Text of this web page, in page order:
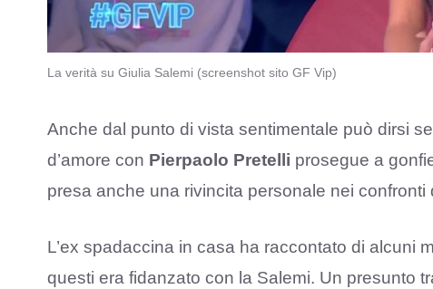
La verità su Giulia Salemi (screenshot sito GF Vip)
Anche dal punto di vista sentimentale può dirsi
d’amore con Pierpaolo Pretelli prosegue a
presa anche una rivincita personale nei confronti
L’ex spadaccina in casa ha raccontato di alcuni
questi era fidanzato con la Salemi. Un presunto